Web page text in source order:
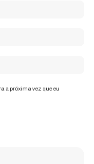
a próxima vez que eu